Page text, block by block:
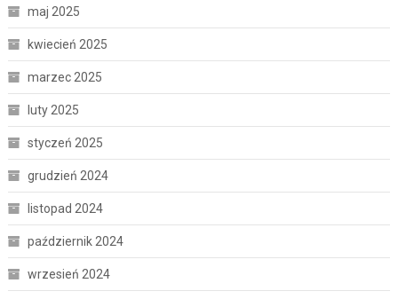
maj 2025
kwiecień 2025
marzec 2025
luty 2025
styczeń 2025
grudzień 2024
listopad 2024
październik 2024
wrzesień 2024